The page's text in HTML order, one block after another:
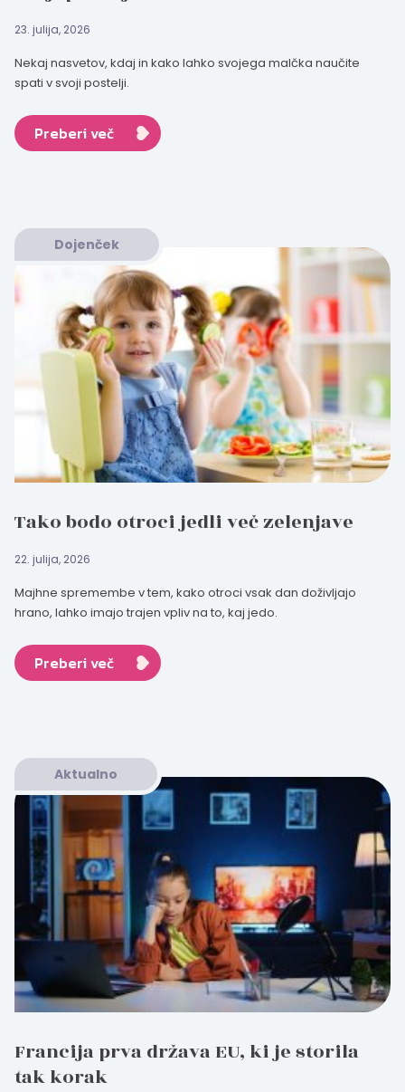
23. julija, 2026
Nekaj nasvetov, kdaj in kako lahko svojega malčka naučite
spati v svoji postelji.
Preberi več
Dojenček
Tako bodo otroci jedli več zelenjave
22. julija, 2026
Majhne spremembe v tem, kako otroci vsak dan doživljajo
hrano, lahko imajo trajen vpliv na to, kaj jedo.
Preberi več
Aktualno
Francija prva država EU, ki je storila
tak korak